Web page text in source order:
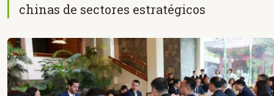
chinas de sectores estratégicos